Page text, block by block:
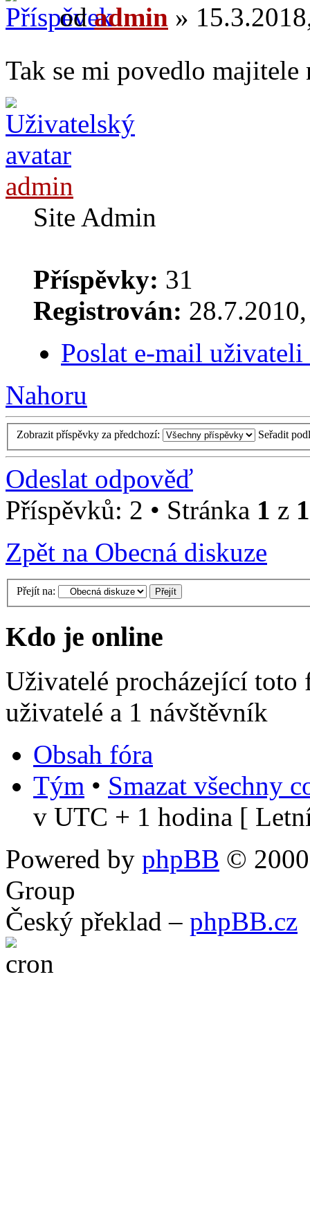
odadmin »
Tak se mi povedlo
admin
Site Admin
Příspěvky: 31
Registrován:
Poslat e-mail
Nahoru
Zobrazit příspěvky za předchozí: Seřadit
Odeslat odpověď
Příspěvků: 2 • Stránka 1 z 1
Zpět na Obecná diskuze
Přejít na:
Kdo je online
Uživatelé procházející
uživatelé a 1 návštěvník
Obsah fóra
Tým • Smazat všechny
v UTC + 1 hodina [
Powered by phpBB ©
Group
Český překlad – phpBB.cz